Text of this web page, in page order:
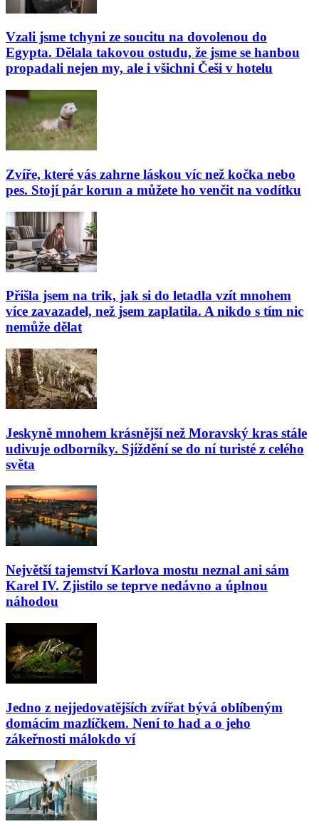
Vzali jsme tchyni ze soucitu na dovolenou do
Egypta. Dělala takovou ostudu, že jsme se hanbou
propadali nejen my, ale i všichni Češi v hotelu
Zvíře, které vás zahrne láskou víc než kočka nebo
pes. Stojí pár korun a můžete ho venčit na vodítku
Přišla jsem na trik, jak si do letadla vzít mnohem
více zavazadel, než jsem zaplatila. A nikdo s tím nic
nemůže dělat
Jeskyně mnohem krásnější než Moravský kras stále
udivuje odborníky. Sjíždění se do ní turisté z celého
světa
Největší tajemství Karlova mostu neznal ani sám
Karel IV. Zjistilo se teprve nedávno a úplnou
náhodou
Jedno z nejjedovatějších zvířat bývá oblíbeným
domácím mazlíčkem. Není to had a o jeho
zákeřnosti málokdo ví